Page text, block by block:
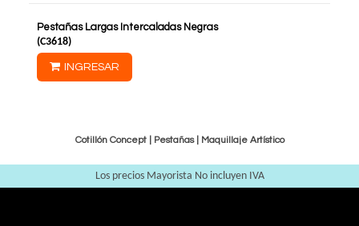
Pestañas Largas Intercaladas Negras
(C3618)
INGRESAR
Cotillón Concept | Pestañas| Maquillaje Artístico
Los precios Mayorista No incluyen IVA